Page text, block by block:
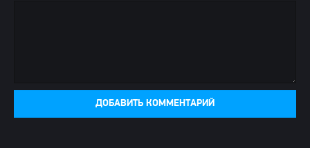
ДОБАВИТЬ КОММЕНТАРИЙ